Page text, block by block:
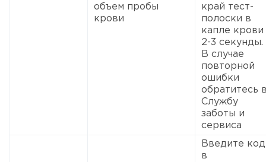
объем пробы
крови
край тест-
полоски в
капле крови
2-3 секунды.
В случае
повторной
ошибки
обратитесь
Службу
заботы и
сервиса
Введите код
в